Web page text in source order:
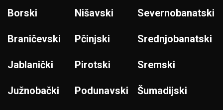
Borski
Braničevski
Jablanički
Južnobački
Nišavski
Pčinjski
Pirotski
Podunavski
Severnobanatski
Srednjobanatski
Sremski
Šumadijski